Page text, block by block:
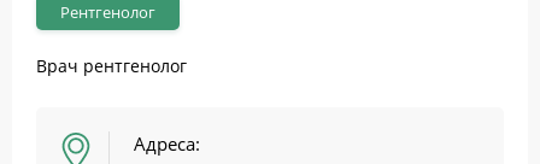
Рентгенолог
Врач рентгенолог
Адреса: